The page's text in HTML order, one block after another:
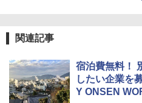
関連記事
宿泊費無料！
したい企業を
Y ONSEN